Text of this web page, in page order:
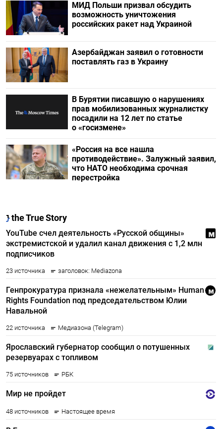
МИД Польши призвал обсудить
возможность уничтожения
российских ракет над Украиной
Азербайджан заявил о готовности
поставлять газ в Украину
В Бурятии писавшую о нарушениях
прав мобилизованных журналистку
посадили на 12 лет по статье
о «госизмене»
«Россия на все нашла
противодействие». Залужный заявил,
что НАТО необходима срочная
перестройка